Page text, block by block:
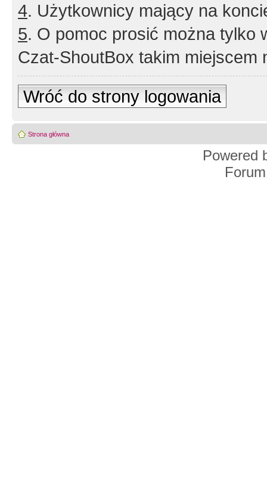
4. Użytkownicy mający na
5. O pomoc prosić można tylko
Czat-ShoutBox takim miejscem
Wróć do strony logowania
Strona główna
Powered